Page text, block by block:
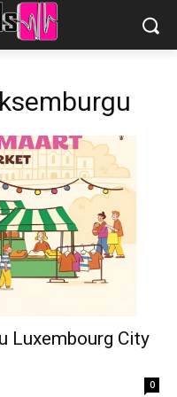
Luxembourg City
0